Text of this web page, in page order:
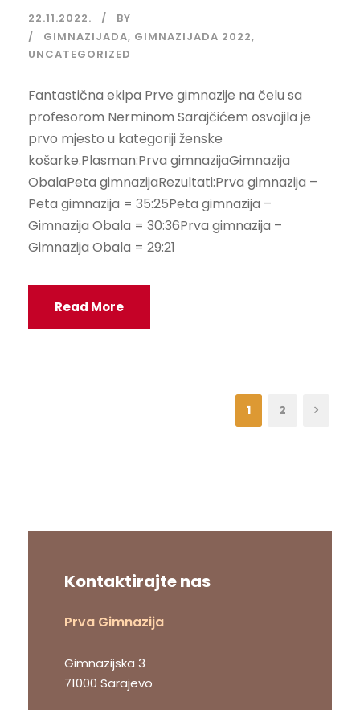
22.11.2022.
BY
GIMNAZIJADA, GIMNAZIJADA 2022,
UNCATEGORIZED
Fantastična ekipa Prve gimnazije na čelu sa
profesorom Nerminom Sarajčićem osvojila je
prvo mjesto u kategoriji ženske
košarke.Plasman:Prva gimnazijaGimnazija
ObalaPeta gimnazijaRezultati:Prva gimnazija –
Peta gimnazija = 35:25Peta gimnazija –
Gimnazija Obala = 30:36Prva gimnazija –
Gimnazija Obala = 29:21
Read More
1 2
Kontaktirajte nas
Prva Gimnazija
Gimnazijska 3
71000 Sarajevo